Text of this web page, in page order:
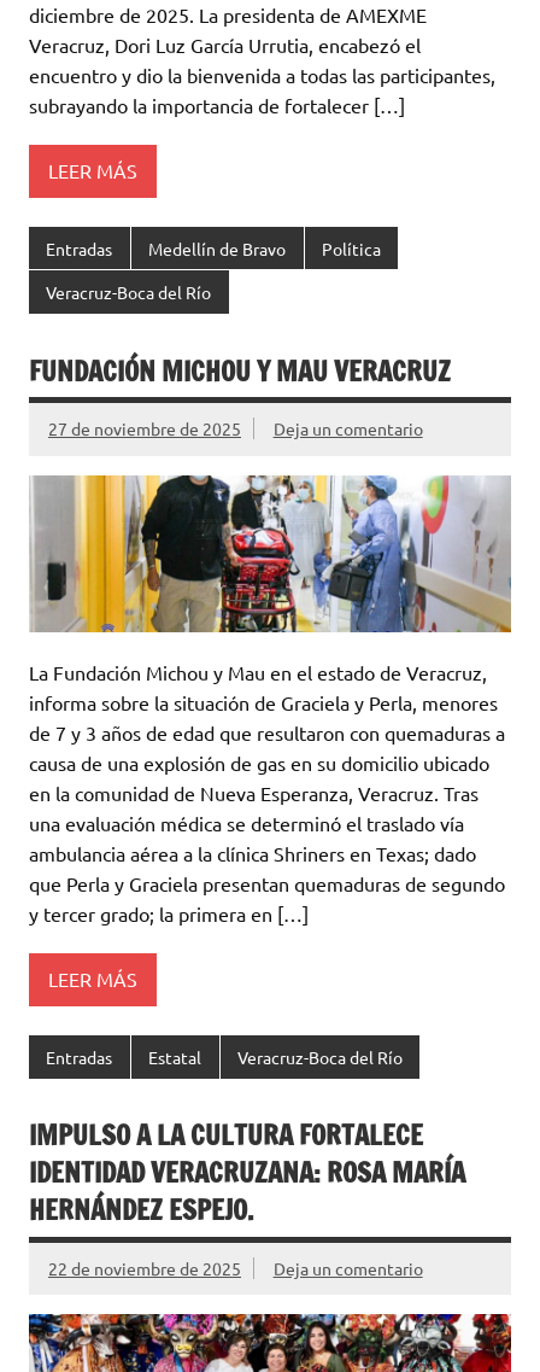
diciembre de 2025. La presidenta de AMEXME
Veracruz, Dori Luz García Urrutia, encabezó el
encuentro y dio la bienvenida a todas las participantes,
subrayando la importancia de fortalecer […]
LEER MÁS
Entradas Medellín de Bravo Política
Veracruz-Boca del Río
FUNDACIÓN MICHOU Y MAU VERACRUZ
27 de noviembre de 2025 Deja un comentario
La Fundación Michou y Mau en el estado de Veracruz,
informa sobre la situación de Graciela y Perla, menores
de 7 y 3 años de edad que resultaron con quemaduras a
causa de una explosión de gas en su domicilio ubicado
en la comunidad de Nueva Esperanza, Veracruz. Tras
una evaluación médica se determinó el traslado vía
ambulancia aérea a la clínica Shriners en Texas; dado
que Perla y Graciela presentan quemaduras de segundo
y tercer grado; la primera en […]
LEER MÁS
Entradas Estatal Veracruz-Boca del Río
IMPULSO A LA CULTURA FORTALECE
IDENTIDAD VERACRUZANA: ROSA MARÍA
HERNÁNDEZ ESPEJO.
22 de noviembre de 2025 Deja un comentario